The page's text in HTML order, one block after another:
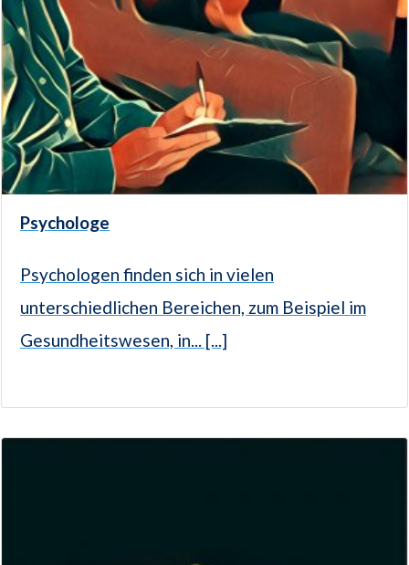
Psychologe
Psychologen finden sich in vielen
unterschiedlichen Bereichen, zum Beispiel im
Gesundheitswesen, in... [...]